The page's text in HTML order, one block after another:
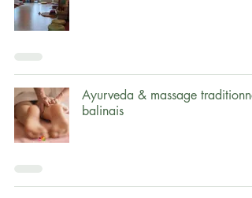
Ayurveda & massage traditionnel
balinais